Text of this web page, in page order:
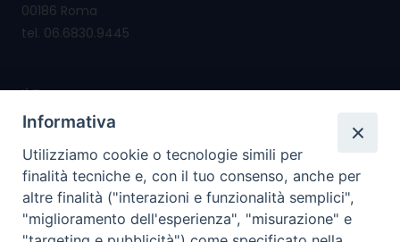
00186 Roma
tel. 06.6830.9445
Il Forum nasce per
promuovere e salvaguardare i valori e i diritti della
riconsegnare alla famiglia il diritto di cittadinanza
I nostri PROGETTI
Informativa
Utilizziamo cookie o tecnologie simili per
finalità tecniche e, con il tuo consenso, anche per
altre finalità ("interazioni e funzionalità semplici",
"miglioramento dell'esperienza", "misurazione" e